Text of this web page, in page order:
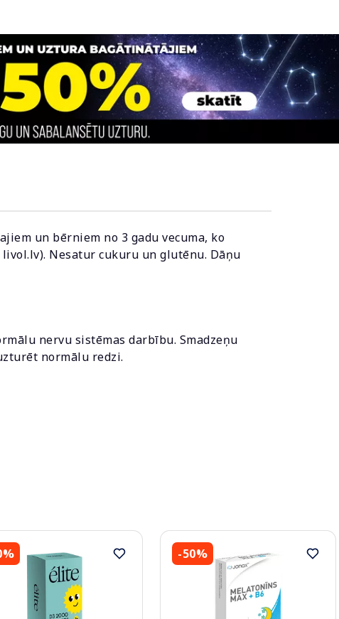
un bērniem no 3 gadu vecuma, ko
Nesatur cukuru un glutēnu. Dāņu
nervu sistēmas darbību. Smadzeņu
normālu redzi.
-50%